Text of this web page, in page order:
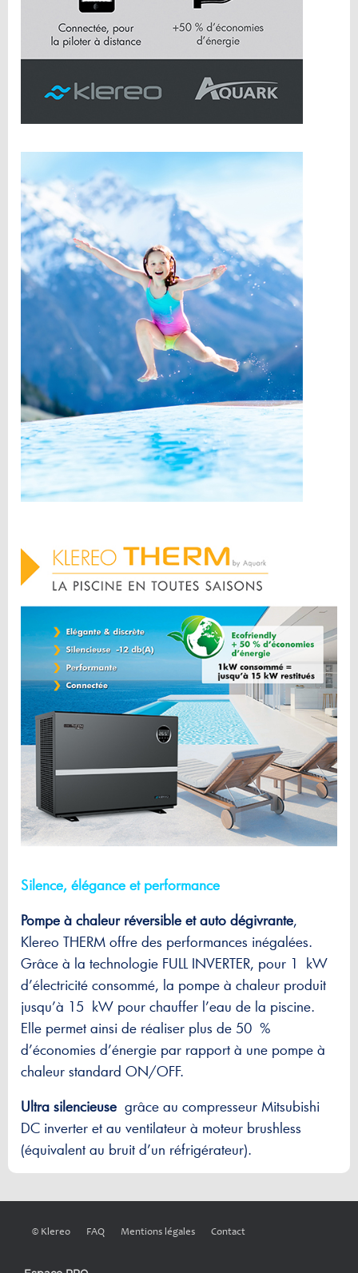
Silence, élégance et performance
Pompe à chaleur réversible et auto dégivrante,
Klereo THERM offre des performances inégalées.
Grâce à la technologie FULL INVERTER, pour 1 kW
d’électricité consommé, la pompe à chaleur produit
jusqu’à 15 kW pour chauffer l’eau de la piscine.
Elle permet ainsi de réaliser plus de 50 %
d’économies d’énergie par rapport à une pompe à
chaleur standard ON/OFF.
Ultra silencieuse grâce au compresseur Mitsubishi
DC inverter et au ventilateur à moteur brushless
(équivalent au bruit d’un réfrigérateur).
© Klereo FAQ Mentions légales Contact